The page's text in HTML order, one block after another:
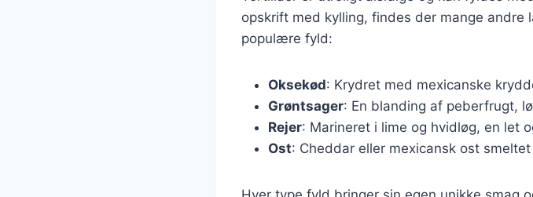
opskrift med kylling, findes der mange
populære fyld:
Oksekød: Krydret med mexicanske
Grøntsager: En blanding af peberfrugt,
Rejer: Marineret i lime og hvidløg, en let
Ost: Cheddar eller mexicansk ost